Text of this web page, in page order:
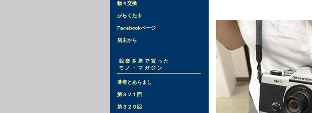
物々交換
がらくた市
Facebookページ
店主から
我楽多屋で買った
モノ・マガジン
著者とあらまし
第３２１回
第３２０回